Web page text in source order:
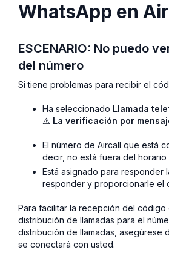
WhatsApp en
ESCENARIO: No puedo
del número
Si tiene problemas para recibir el
Ha seleccionado Llamada
⚠️ La verificación por
El número de Aircall que está
decir, no está fuera del
Está asignado para responder
responder y proporcionarle el
Para facilitar la recepción del
distribución de llamadas para el
distribución de llamadas, asegúrese
se conectará con usted.